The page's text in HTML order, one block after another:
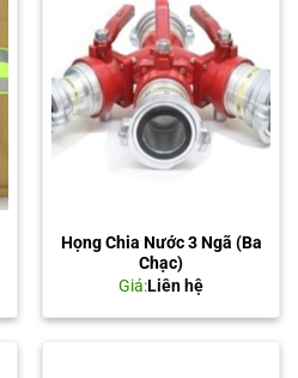
Họng Chia Nước 3 Ngã (Ba
Chạc)
Giá:Liên hệ